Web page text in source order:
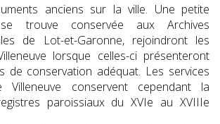
anciens sur la ville. Une petite
trouve conservée aux Archives
de Lot-et-Garonne, rejoindront les
lorsque celles-ci présenteront
de conservation adéquat. Les services
Villeneuve conservent cependant la
paroissiaux du XVIe au XVIIIe